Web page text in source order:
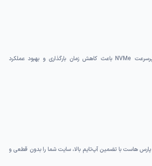
استفاده از ذخیره‌سازی پرسرعت NVMe باعث کاهش زمان بارگذاری و بهبود عملکرد
هاست با تضمین آپ‌تایم بالا، سایت شما را بدون قطعی و